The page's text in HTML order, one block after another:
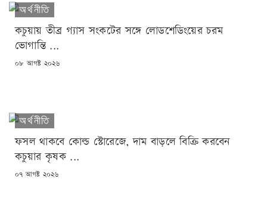
অর্থনীতি
কচুয়ায় তীব্র গ্যাস সংকটের সঙ্গে লোডশেডিংয়ের চরম
ভোগান্তি ...
POSTED
০৮ আগষ্ট ২০২৬
অর্থনীতি
ফসল থাকবে কোল্ড স্টোরেজে, দাম বাড়লে বিক্রি করবেন
কচুয়ার কৃষক ...
POSTED
০৭ আগষ্ট ২০২৬